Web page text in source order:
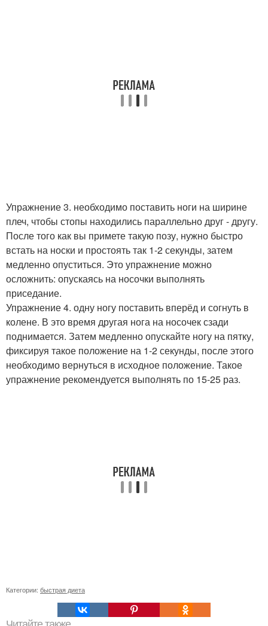
Упражнение 3. необходимо поставить ноги на ширине
плеч, чтобы стопы находились параллельно друг - другу.
После того как вы примете такую позу, нужно быстро
встать на носки и простоять так 1-2 секунды, затем
медленно опуститься. Это упражнение можно
осложнить: опускаясь на носочки выполнять
приседание.
Упражнение 4. одну ногу поставить вперёд и согнуть в
колене. В это время другая нога на носочек сзади
поднимается. Затем медленно опускайте ногу на пятку,
фиксируя такое положение на 1-2 секунды, после этого
необходимо вернуться в исходное положение. Такое
упражнение рекомендуется выполнять по 15-25 раз.
Категории: быстрая диета